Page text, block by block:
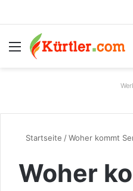
Menü
Startseite /Woher kommt
Woher